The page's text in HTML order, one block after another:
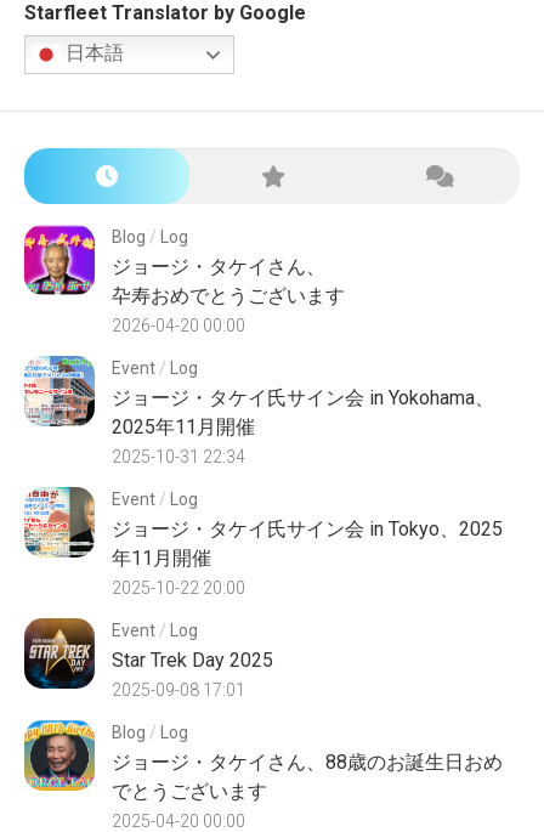
Starfleet Translator by Google
日本語
Blog / Log
ジョージ・タケイさん、
卆寿おめでとうございます
2026-04-20 00:00
Event / Log
ジョージ・タケイ氏サイン会 in Yokohama、
2025年11月開催
2025-10-31 22:34
Event / Log
ジョージ・タケイ氏サイン会 in Tokyo、2025
年11月開催
2025-10-22 20:00
Event / Log
Star Trek Day 2025
2025-09-08 17:01
Blog / Log
ジョージ・タケイさん、88歳のお誕生日おめ
でとうございます
2025-04-20 00:00